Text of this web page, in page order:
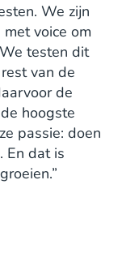
We zijn
voice om
testen dit
van de
de
hoogste
passie: doen
En dat is